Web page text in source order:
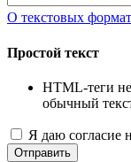
О текстовых
Простой текст
HTML-теги
обычный
Я даю согласие
Отправить